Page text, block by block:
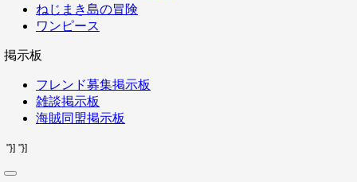
ねじまき島の冒険
ワンピース
掲示板
フレンド募集掲示板
雑談掲示板
海賊同盟掲示板
"}] "}]